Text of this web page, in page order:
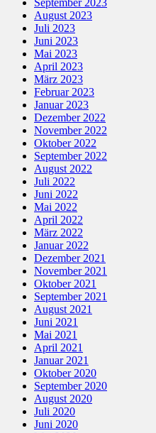
August 2023
Juli 2023
Juni 2023
Mai 2023
April 2023
März 2023
Februar 2023
Januar 2023
Dezember 2022
November 2022
Oktober 2022
September 2022
August 2022
Juli 2022
Juni 2022
Mai 2022
April 2022
März 2022
Januar 2022
Dezember 2021
November 2021
Oktober 2021
September 2021
August 2021
Juni 2021
Mai 2021
April 2021
Januar 2021
Oktober 2020
September 2020
August 2020
Juli 2020
Juni 2020